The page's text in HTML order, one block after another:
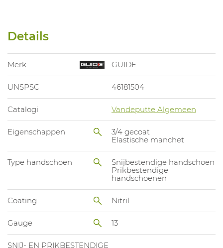
Details
Merk GUIDE
UNSPSC 46181504
Catalogi Vandeputte Algemeen
Eigenschappen
3/4 gecoat
Elastische manchet
Type handschoen
Snijbestendige handschoen
Prikbestendige
handschoenen
Coating Nitril
Gauge 13
SNIJ- EN PRIKBESTENDIGE